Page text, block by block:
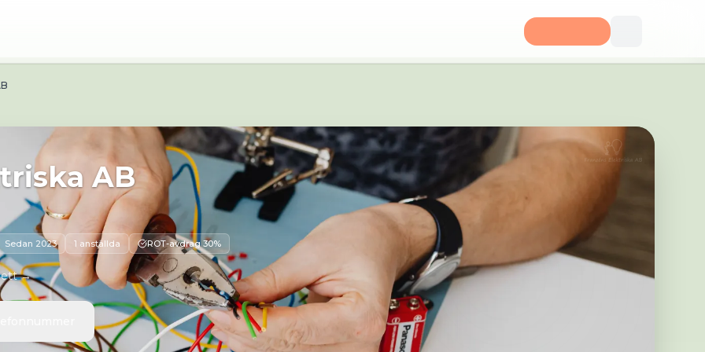
Webbplats:https://franzenselektriska.seAdress:Hövägen 18 446 32 Älvängen
AB
Sedan 2023 1 anställda ROT-avdrag 30%
ett →